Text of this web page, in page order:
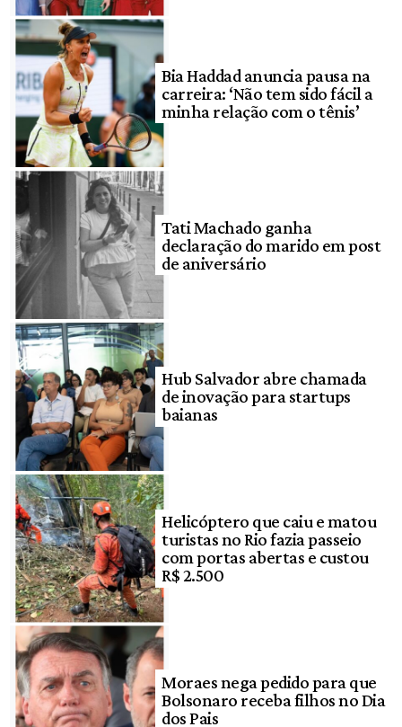
Bia Haddad anuncia pausa na
carreira: ‘Não tem sido fácil a
minha relação com o tênis’
Tati Machado ganha
declaração do marido em post
de aniversário
Hub Salvador abre chamada
de inovação para startups
baianas
Helicóptero que caiu e matou
turistas no Rio fazia passeio
com portas abertas e custou
R$ 2.500
Moraes nega pedido para que
Bolsonaro receba filhos no Dia
dos Pais